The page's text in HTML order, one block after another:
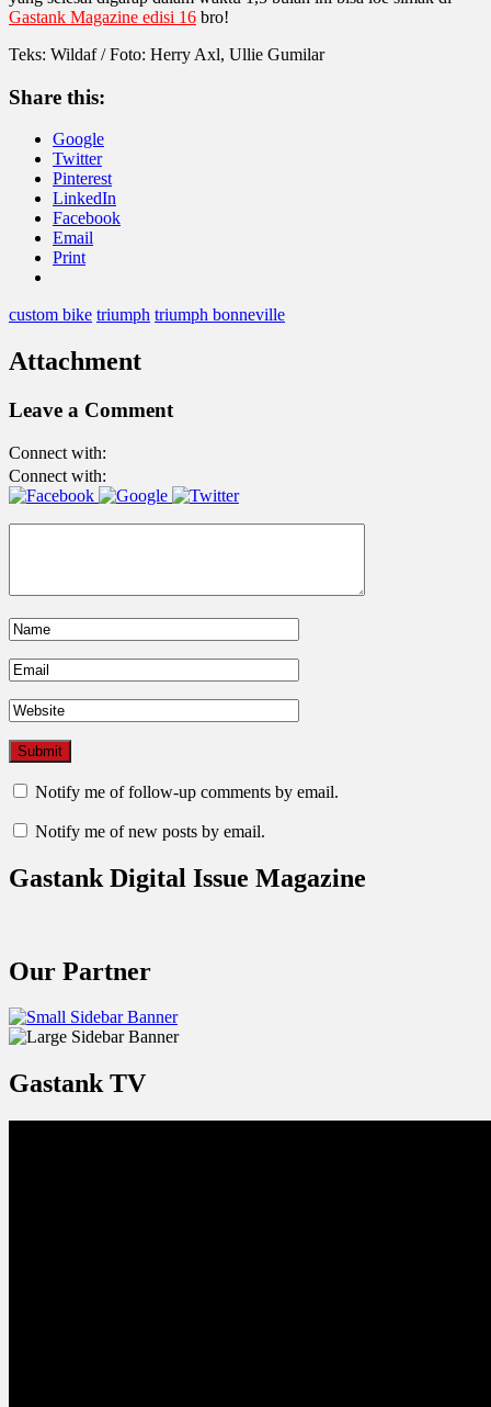
Gastank Magazine edisi 16 bro!
Teks: Wildaf / Foto: Herry Axl, Ullie Gumilar
Share this:
Google
Twitter
Pinterest
LinkedIn
Facebook
Email
Print
custom bike triumph triumph bonneville
Attachment
Leave a Comment
Connect with:
Connect with:
Notify me of follow-up comments by email.
Notify me of new posts by email.
Gastank Digital Issue Magazine
Our Partner
Gastank TV